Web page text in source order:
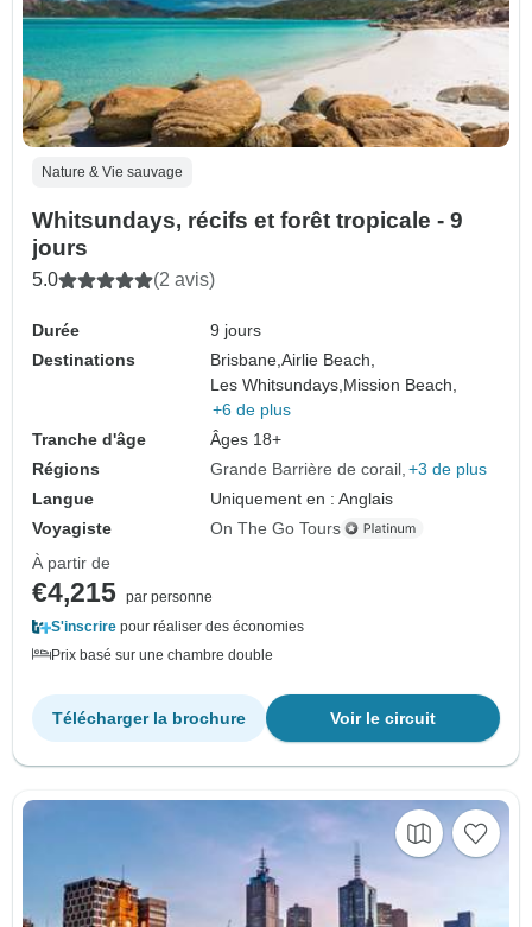
Nature & Vie sauvage
Whitsundays, récifs et forêt tropicale - 9
jours
5.0 (2 avis)
Durée
9 jours
Destinations
Brisbane,Airlie Beach,
Les Whitsundays, Mission Beach,
+6 de plus
Tranche d'âge
Âges 18+
Régions
Grande Barrière de corail +3 de plus
Langue
Uniquement en : Anglais
Voyagiste
On The Go Tours
À partir de
€4,215 par personne
S'inscrire pour réaliser des économies
Prix basé sur une chambre double
Voir le circuit
Télécharger la brochure